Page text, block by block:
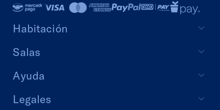
Habitación
Salas
Ayuda
Legales